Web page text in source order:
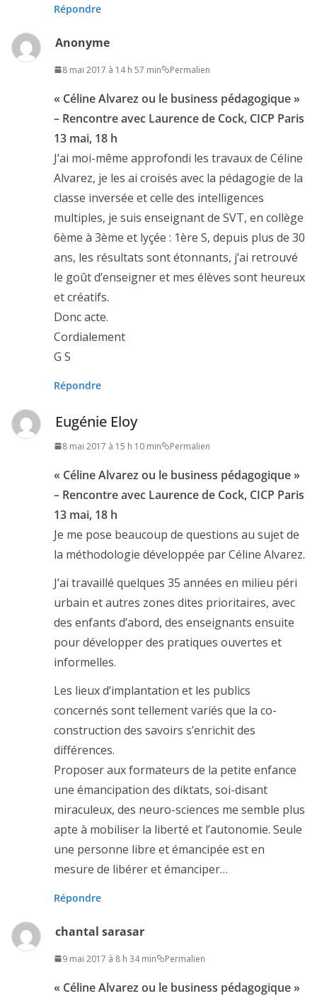
Répondre
Anonyme
8 mai 2017 à 14 h 57 min Permalien
« Céline Alvarez ou le business pédagogique »
– Rencontre avec Laurence de Cock, CICP Paris
13 mai, 18 h
J’ai moi-même approfondi les travaux de Céline
Alvarez, je les ai croisés avec la pédagogie de la
classe inversée et celle des intelligences
multiples, je suis enseignant de SVT, en collège
6ème à 3ème et lyçée : 1ère S, depuis plus de 30
ans, les résultats sont étonnants, j’ai retrouvé
le goût d’enseigner et mes élèves sont heureux
et créatifs.
Donc acte.
Cordialement
G S
Répondre
Eugénie Eloy
8 mai 2017 à 15 h 10 min Permalien
« Céline Alvarez ou le business pédagogique »
– Rencontre avec Laurence de Cock, CICP Paris
13 mai, 18 h
Je me pose beaucoup de questions au sujet de
la méthodologie développée par Céline Alvarez.
J’ai travaillé quelques 35 années en milieu péri
urbain et autres zones dites prioritaires, avec
des enfants d’abord, des enseignants ensuite
pour développer des pratiques ouvertes et
informelles.
Les lieux d’implantation et les publics
concernés sont tellement variés que la co-
construction des savoirs s’enrichit des
différences.
Proposer aux formateurs de la petite enfance
une émancipation des diktats, soi-disant
miraculeux, des neuro-sciences me semble plus
apte à mobiliser la liberté et l’autonomie. Seule
une personne libre et émancipée est en
mesure de libérer et émanciper…
Répondre
chantal sarasar
9 mai 2017 à 8 h 34 min Permalien
« Céline Alvarez ou le business pédagogique »